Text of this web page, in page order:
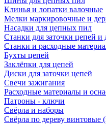
Клинья и лопатки валочные
Мелки маркировочные и
Насадки для цепных пил
Станки для заточки цепей и
Станки и расходные
Бухты цепей
Заклёпки для цепей
Диски для заточки цепей
Свечи зажигания
Расходные материалы и
Патроны - ключи
Свёрла и наборы
Свёрла по дереву винтовые